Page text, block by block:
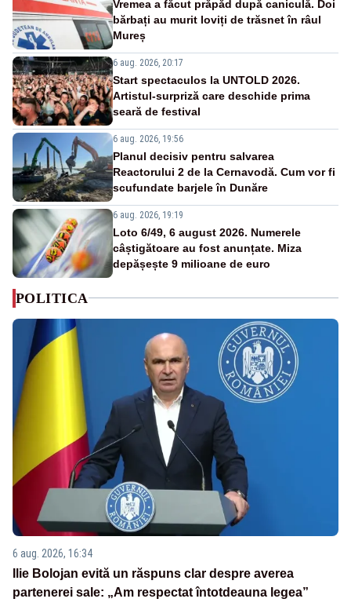
Vremea a făcut prăpăd după caniculă. Doi
bărbați au murit loviți de trăsnet în râul
Mureș
6 aug. 2026, 20:17
Start spectaculos la UNTOLD 2026.
Artistul-surpriză care deschide prima
seară de festival
6 aug. 2026, 19:56
Planul decisiv pentru salvarea
Reactorului 2 de la Cernavodă. Cum vor fi
scufundate barjele în Dunăre
6 aug. 2026, 19:19
Loto 6/49, 6 august 2026. Numerele
câștigătoare au fost anunțate. Miza
depășește 9 milioane de euro
POLITICA
6 aug. 2026, 16:34
Ilie Bolojan evită un răspuns clar despre averea
partenerei sale: „Am respectat întotdeauna legea”